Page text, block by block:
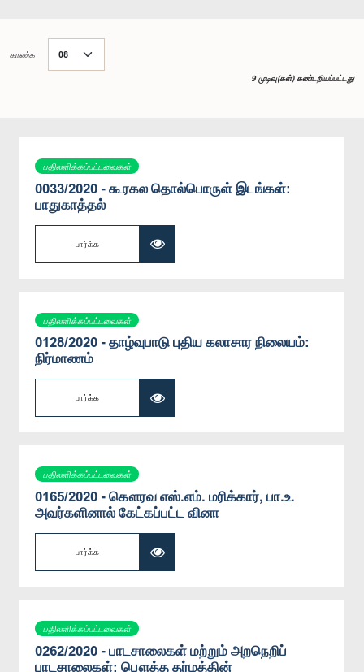
காண்க
9 முடிவு(கள்) கண்டறியப்பட்டது
பதிலளிக்கப்பட்டவைகள்
0033/2020 - கூரகல தொல்பொருள் இடங்கள்:
பாதுகாத்தல்
பார்க்க
பதிலளிக்கப்பட்டவைகள்
0128/2020 - தாழ்வுபாடு புதிய கலாசார நிலையம்:
நிர்மாணம்
பார்க்க
பதிலளிக்கப்பட்டவைகள்
0165/2020 - கௌரவ எஸ்.எம். மரிக்கார், பா.உ.
அவர்களினால் கேட்கப்பட்ட வினா
பார்க்க
பதிலளிக்கப்பட்டவைகள்
0262/2020 - பாடசாலைகள் மற்றும் அறநெறிப்
பாடசாலைகள்: பௌத்த தர்மத்தின்